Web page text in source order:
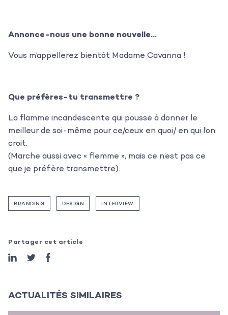
L’agence
Les projets
Les actualités
L’équipe
Annonce-nous une bonne nouvelle…
Vous m’appellerez bientôt Madame Cavanna !
Que préfères-tu transmettre ?
La flamme incandescente qui pousse à donner le
meilleur de soi-même pour ce/ceux en quoi/ en qui l’on
croit.
(Marche aussi avec « flemme », mais ce n’est pas ce
que je préfère transmettre).
BRANDING DESIGN INTERVIEW
Partager cet article
ACTUALITÉS SIMILAIRES